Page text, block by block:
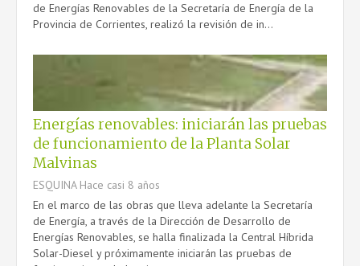
de Energías Renovables de la Secretaría de Energía de la
Provincia de Corrientes, realizó la revisión de in...
Energías renovables: iniciarán las pruebas
de funcionamiento de la Planta Solar
Malvinas
ESQUINA Hace casi 8 años
En el marco de las obras que lleva adelante la Secretaría
de Energía, a través de la Dirección de Desarrollo de
Energías Renovables, se halla finalizada la Central Híbrida
Solar-Diesel y próximamente iniciarán las pruebas de